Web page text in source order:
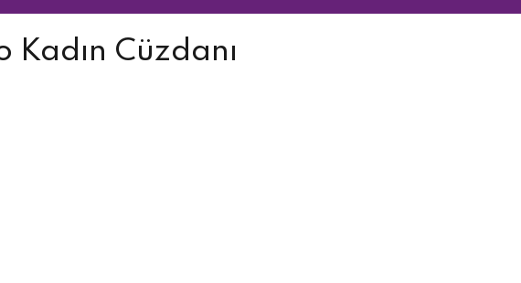
Kadın Cüzdanı